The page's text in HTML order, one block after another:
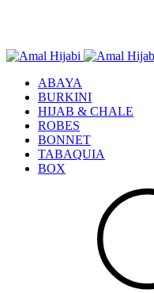
ABAYA
BURKINI
HIJAB & CHALE
ROBES
BONNET
TABAQUIA
BOX